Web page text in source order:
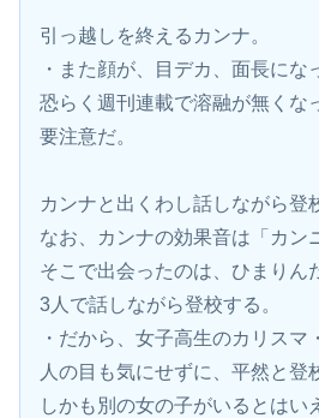
引っ越しを終えるカンナ。
・また顔が、目デカ、面長にな
恐らく週刊連載で溶融が無くな
要注意だ。
カンナと出くわし話しながら登
なお、カンナの効果音は「カン
そこで出会ったのは、ひまりん
3人で話しながら登校する。
・だから、女子高生のカリスマ
人の目も気にせずに、平然と登
しかも別の女の子がいるとはい